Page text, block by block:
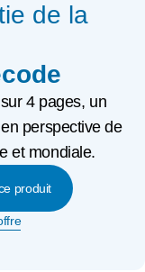
de la
4 pages, un
perspective de
et mondiale.
produit